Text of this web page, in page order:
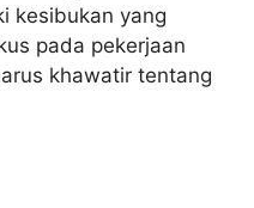
kesibukan yang
pada pekerjaan
khawatir tentang